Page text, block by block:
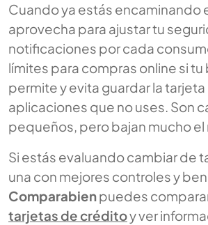
Cuando ya estás encaminando
aprovecha para ajustar tu
notificaciones por cada
límites para compras online si tu
permite y evita guardar la tarjeta
aplicaciones que no uses. Son
pequeños, pero bajan mucho el
Si estás evaluando cambiar de
una con mejores controles y
Comparabienpuedes
tarjetas de créditoy ver